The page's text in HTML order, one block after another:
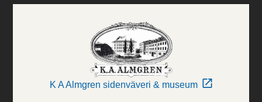
K A Almgren sidenväveri & museum